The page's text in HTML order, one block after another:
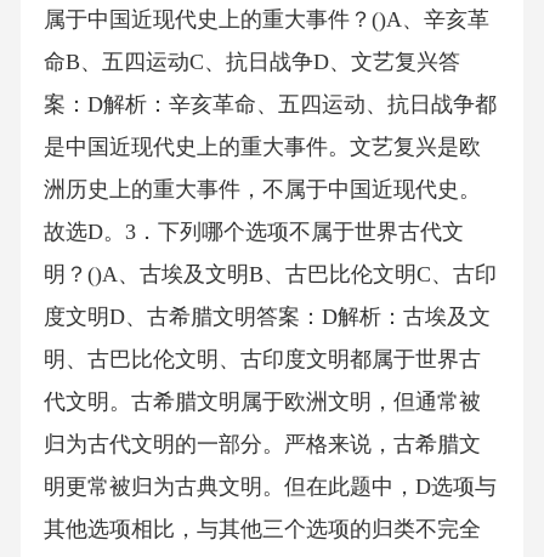
属于中国近现代史上的重大事件？()A、辛亥革
命B、五四运动C、抗日战争D、文艺复兴答
案：D解析：辛亥革命、五四运动、抗日战争都
是中国近现代史上的重大事件。文艺复兴是欧
洲历史上的重大事件，不属于中国近现代史。
故选D。3．下列哪个选项不属于世界古代文
明？()A、古埃及文明B、古巴比伦文明C、古印
度文明D、古希腊文明答案：D解析：古埃及文
明、古巴比伦文明、古印度文明都属于世界古
代文明。古希腊文明属于欧洲文明，但通常被
归为古代文明的一部分。严格来说，古希腊文
明更常被归为古典文明。但在此题中，D选项与
其他选项相比，与其他三个选项的归类不完全